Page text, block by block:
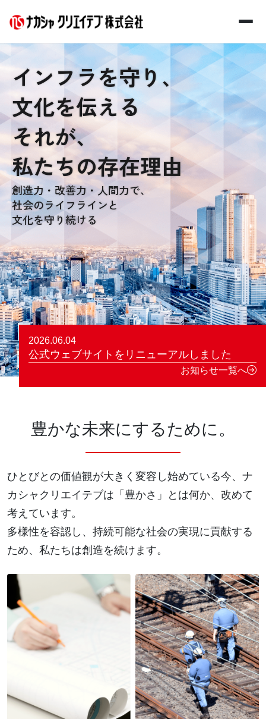
事業紹介 Business
企業情報 Company
お知らせ Information
採用情報 Recruit
日本語English繁體中文简体中文Tiếng Việt
インフラを守り、
文化を伝える
それが、
私たちの存在理由
創造力・改善力・人間力で、
社会のライフラインと
文化を守り続ける
2026.06.04
公式ウェブサイトをリニューアルしました
お知らせ一覧へ
豊かな未来にするために。
ひとびとの価値観が大きく変容し始めている今、 ナ
カシャクリエイテブは「豊かさ」とは何か、改めて
考えています。
多様性を容認し、持続可能な社会の実現に貢献する
ため、 私たちは創造を続けます。